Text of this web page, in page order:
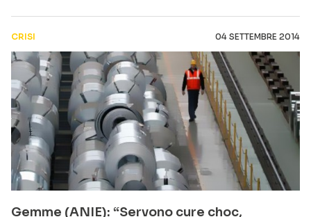
CRISI 04 SETTEMBRE 2014
Gemme (ANIE): “Servono cure choc,